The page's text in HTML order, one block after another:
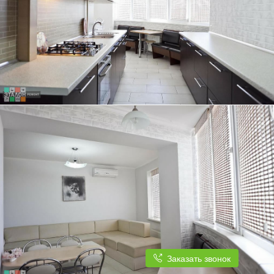
ТРЕХКОМНАТНАЯ КВАРТИРА, 84 КВ.М.
КУХНЯ ПОД ЕДИНОЙ СТОЛЕШНИЦЕЙ ОТЛИЧНО ГАРМОНИРУЕТ С
ДИЗАЙНОМ КВАРТИРЫ
ТРЕХКОМНАТНАЯ КВАРТИРА, 84 КВ.М.
КУХНЯ ПЛАВНО ПЕРЕХОДИТ В СВЕТЛУЮ И ПРОСТОРНУЮ ГОСТИНУЮ
Заказать звонок